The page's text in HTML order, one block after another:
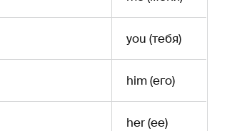
you (тебя)
him (его)
her (ее)